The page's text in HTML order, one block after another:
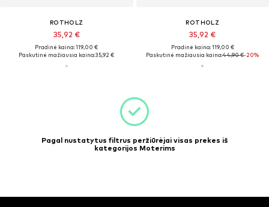
ROTHOLZ
35,92 €
Pradinė kaina: 119,00 €
Paskutinė mažiausia kaina:35,92 €
ROTHOLZ
35,92 €
Pradinė kaina: 119,00 €
Paskutinė mažiausia kaina:44,90 €-20%
Pagal nustatytus filtrus peržiūrėjai visas prekes iš
kategorijos Moterims